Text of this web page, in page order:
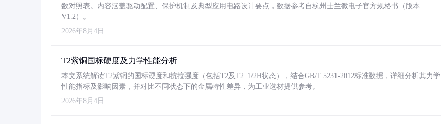
数对照表。内容涵盖驱动配置、保护机制及典型应用电路设计要点，数据参考自杭州士兰微电子官方规格书（版本
V1.2）。
2026年8月4日
T2紫铜国标硬度及力学性能分析
本文系统解读T2紫铜的国标硬度和抗拉强度（包括T2及T2_1/2H状态），结合GB/T 5231-2012标准数据，详细分析其力学
性能指标及影响因素，并对比不同状态下的金属特性差异，为工业选材提供参考。
2026年8月4日